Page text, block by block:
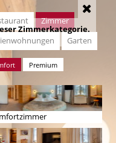
Zimmerkategorie.
Zimmer
Garten
Premium